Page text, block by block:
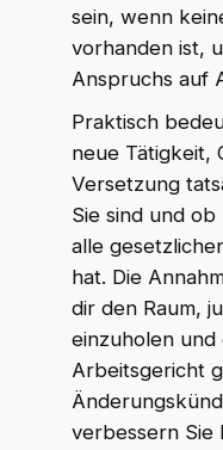
sein, wenn
vorhanden ist,
Anspruchs auf
Praktisch
neue Tätigkeit,
Versetzung
Sie sind und
alle
hat. Die
dir den Raum,
einzuholen und
Arbeitsgericht
verbessern Sie